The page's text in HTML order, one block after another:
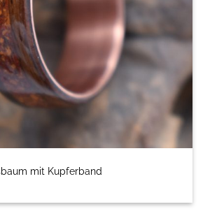
mit Kupferband